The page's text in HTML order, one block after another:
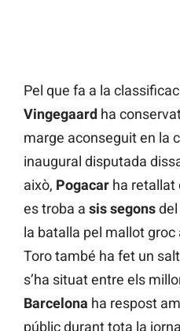
Pel que fa a la
Vingegaard ha
marge aconseguit en la
inaugural disputada
això, Pogacar ha retallat
es troba a sis segons
la batalla pel mallot
Toro també ha fet un
s’ha situat entre els
Barcelona ha respost
públic durant tota la